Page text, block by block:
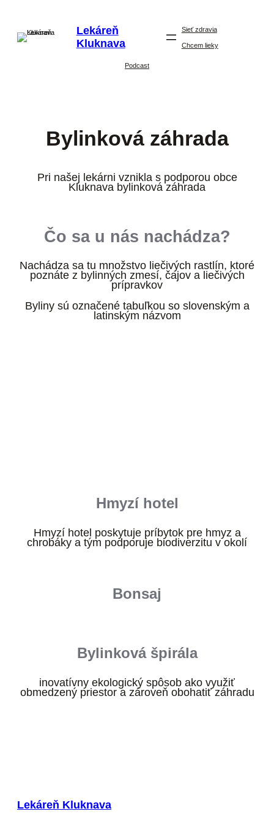
Lekáreň
Kluknava
Sieť zdravia
Chcem lieky
Podcast
Bylinková záhrada
Pri našej lekárni vznikla s podporou obce
Kluknava bylinková záhrada
Čo sa u nás nachádza?
Nachádza sa tu množstvo liečivých rastlín, ktoré
poznáte z bylinných zmesí, čajov a liečivých
prípravkov
Byliny sú označené tabuľkou so slovenským a
latinským názvom
Hmyzí hotel
Hmyzí hotel poskytuje príbytok pre hmyz a
chrobáky a tým podporuje biodiverzitu v okolí
Bonsaj
Bylinková špirála
inovatívny ekologický spôsob ako využiť
obmedzený priestor a zároveň obohatiť záhradu
Lekáreň Kluknava